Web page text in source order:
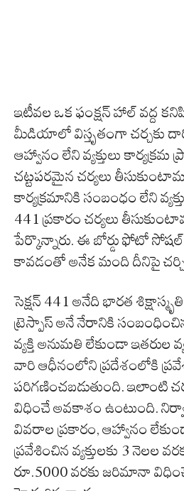
ఇటీవల ఒక ఫంక్షన్ హాల్ వద్ద
మీడియాలో విస్తృతంగా చర్చకు
ఆహ్వానం లేని వ్యక్తులు కార్యక్రమ
చట్టపరమైన చర్యలు
కార్యక్రమానికి సంబంధం లేని
441 ప్రకారం చర్యలు
పేర్కొన్నారు. ఈ బోర్డు ఫోటో
కావడంతో అనేక మంది దీనిపై
సెక్షన్ 441 అనేది భారత
ట్రెస్పాస్ అనే నేరానికి
వ్యక్తి అనుమతి లేకుండా ఇతరుల
వారి ఆధీనంలోని ప్రదేశంలోకి
పరిగణించబడుతుంది. ఇలాంటి
విధించే అవకాశం ఉంటుంది.
వివరాల ప్రకారం, ఆహ్వానం
ప్రవేశించిన వ్యక్తులకు 3 నెలల
రూ.5000 వరకు జరిమానా